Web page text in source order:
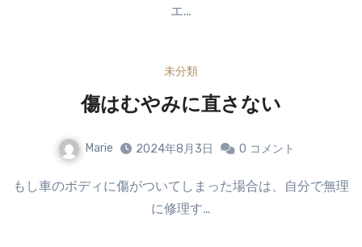
エ…
未分類
傷はむやみに直さない
Marie 2024年8月3日 0 コメント
もし車のボディに傷がついてしまった場合は、自分で無理
に修理す…